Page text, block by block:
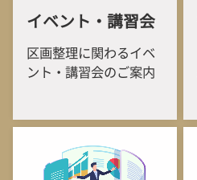
イベント・講習会
区画整理に関わるイベ
ント・講習会のご案内